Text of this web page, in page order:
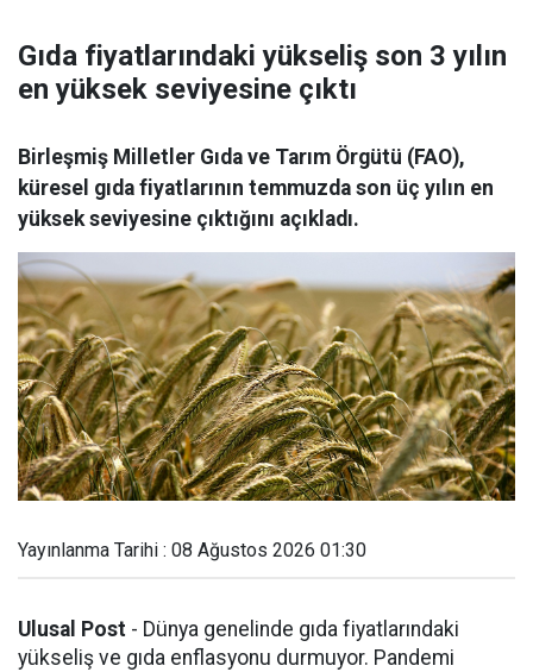
Gıda fiyatlarındaki yükseliş son 3 yılın
en yüksek seviyesine çıktı
Birleşmiş Milletler Gıda ve Tarım Örgütü (FAO),
küresel gıda fiyatlarının temmuzda son üç yılın en
yüksek seviyesine çıktığını açıkladı.
Yayınlanma Tarihi : 08 Ağustos 2026 01:30
Ulusal Post - Dünya genelinde gıda fiyatlarındaki
yükseliş ve gıda enflasyonu durmuyor. Pandemi